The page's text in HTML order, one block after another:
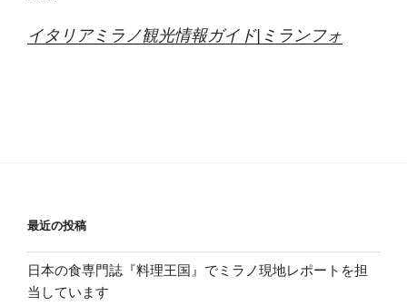
イタリアミラノ観光情報ガイド|ミランフォ
最近の投稿
日本の食専門誌『料理王国』でミラノ現地レポートを担
当しています